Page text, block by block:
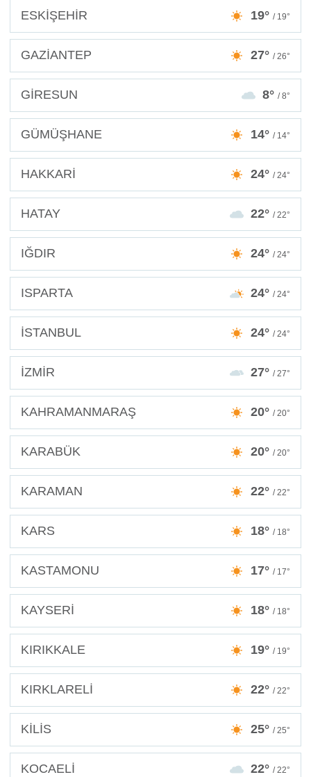
ESKİŞEHİR 19° / 19°
GAZİANTEP 27° / 26°
GİRESUN 8° / 8°
GÜMÜŞHANE 14° / 14°
HAKKARİ 24° / 24°
HATAY 22° / 22°
IĞDIR 24° / 24°
ISPARTA 24° / 24°
İSTANBUL 24° / 24°
İZMİR 27° / 27°
KAHRAMANMARAŞ 20° / 20°
KARABÜK 20° / 20°
KARAMAN 22° / 22°
KARS 18° / 18°
KASTAMONU 17° / 17°
KAYSERİ 18° / 18°
KIRIKKALE 19° / 19°
KIRKLARELİ 22° / 22°
KİLİS 25° / 25°
KOCAELİ 22° / 22°